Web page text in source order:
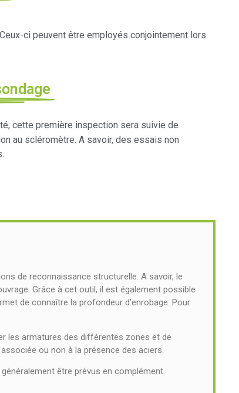
ci peuvent être employés conjointement lors
cette première inspection sera suivie de
au scléromètre. A savoir, des essais non
de reconnaissance structurelle. A savoir, le
Grâce à cet outil, il est également possible
de connaître la profondeur d’enrobage. Pour
les armatures des différentes zones et de
ou non à la présence des aciers.
être prévus en complément.